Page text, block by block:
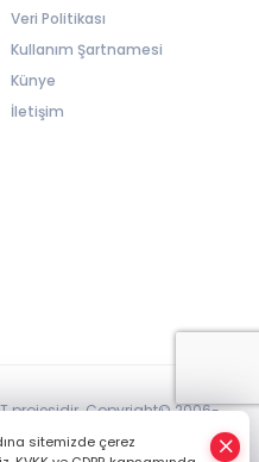
Veri Politikası
Kullanım Şartnamesi
Künye
İletişim
projesidir. Copyright© 2006-
sitemizde çerez